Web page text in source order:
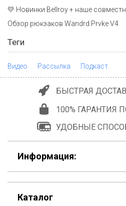
💛 Новинки Bellroy + наше
Обзор рюкзаков Wandrd Prvke V4
Теги
Видео Рассылка Подкаст
БЫСТРАЯ
100% ГАРАНТИЯ
УДОБНЫЕ
Информация:
F.A.Q
Каталог